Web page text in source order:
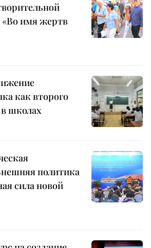
имя жертв
как второго
школах
политика
сила новой